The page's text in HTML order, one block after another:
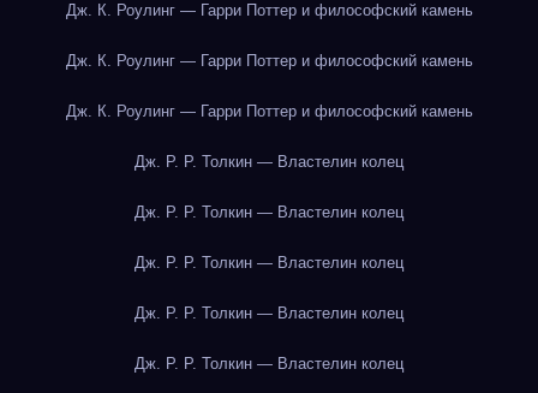
Дж. К. Роулинг — Гарри Поттер и философский камень
Дж. К. Роулинг — Гарри Поттер и философский камень
Дж. К. Роулинг — Гарри Поттер и философский камень
Дж. Р. Р. Толкин — Властелин колец
Дж. Р. Р. Толкин — Властелин колец
Дж. Р. Р. Толкин — Властелин колец
Дж. Р. Р. Толкин — Властелин колец
Дж. Р. Р. Толкин — Властелин колец